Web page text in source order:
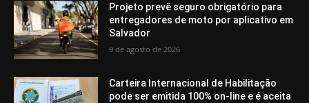
Projeto prevê seguro obrigatório para
entregadores de moto por aplicativo em
Salvador
9 de agosto de 2026
Carteira Internacional de Habilitação
pode ser emitida 100% on-line e é aceita